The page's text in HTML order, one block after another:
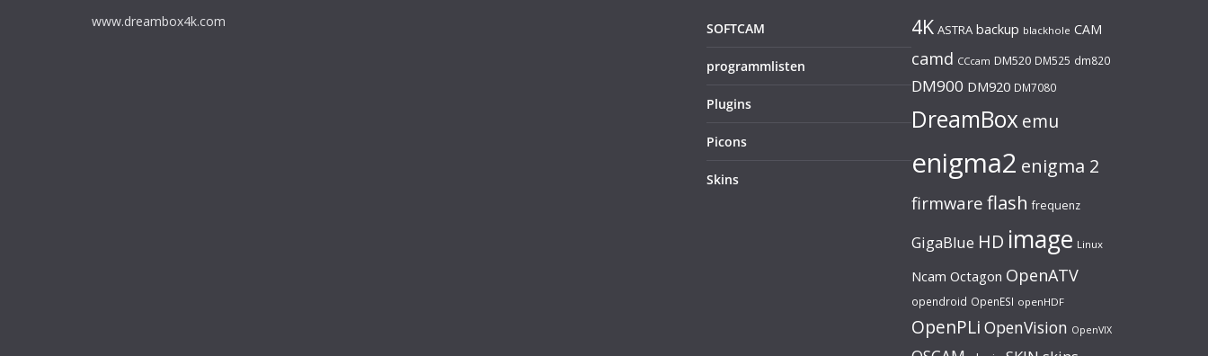
www.dreambox4k.com SOFTCAM
programmlisten
Plugins
Picons
Skins
4K ASTRA backup blackhole CAM
camd CCcam DM520 DM525 dm820
DM900 DM920 DM7080
DreamBoxemu
enigma2 enigma 2
firmware flash frequenz
GigaBlue HD image Linux
Ncam Octagon OpenATV
opendroid OpenESI openHDF
OpenPLi OpenVision OpenVIX